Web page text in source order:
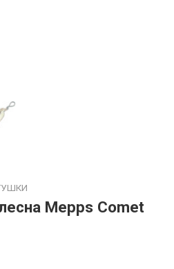
Mepps Comet